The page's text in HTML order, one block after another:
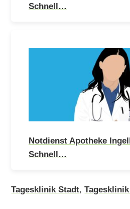
Schnell…
Notdienst Apotheke
Schnell…
Tagesklinik Stadt,